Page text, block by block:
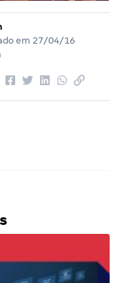
em 27/04/16